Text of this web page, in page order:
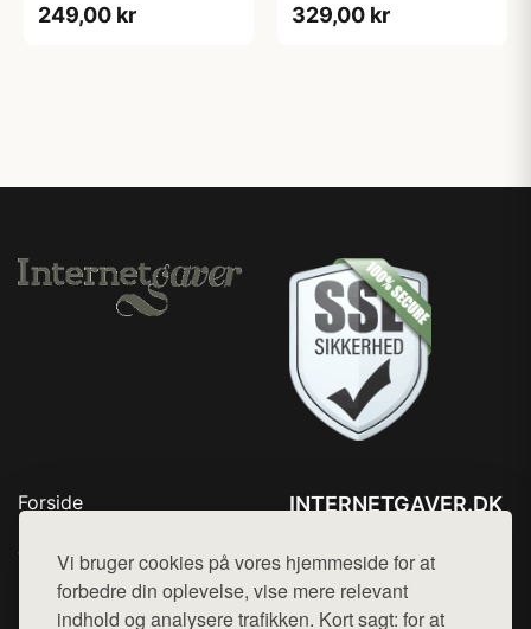
Vi bruger cookies på vores hjemmeside for at
forbedre din oplevelse, vise mere relevant
indhold og analysere trafikken. Kort sagt: for at
249,00 kr 329,00 kr
Forside
Top Rabatter
Blog
Kontakt
INTERNETGAVER.DK
Mail: hej@want.dk